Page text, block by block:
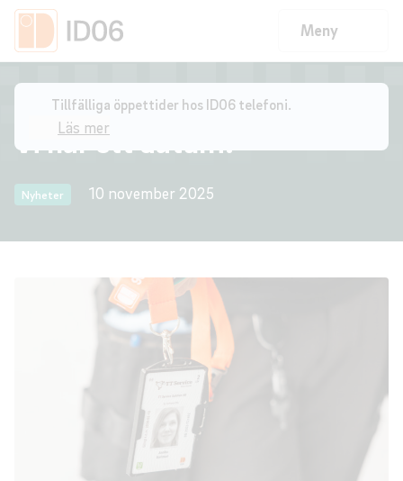
Meny
Tillfälliga öppettider hos ID06 telefoni.
Läs mer
Start /
Vi har ett datum!
Nyheter 10 november 2025